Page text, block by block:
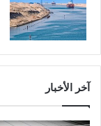
آخر الأخبار